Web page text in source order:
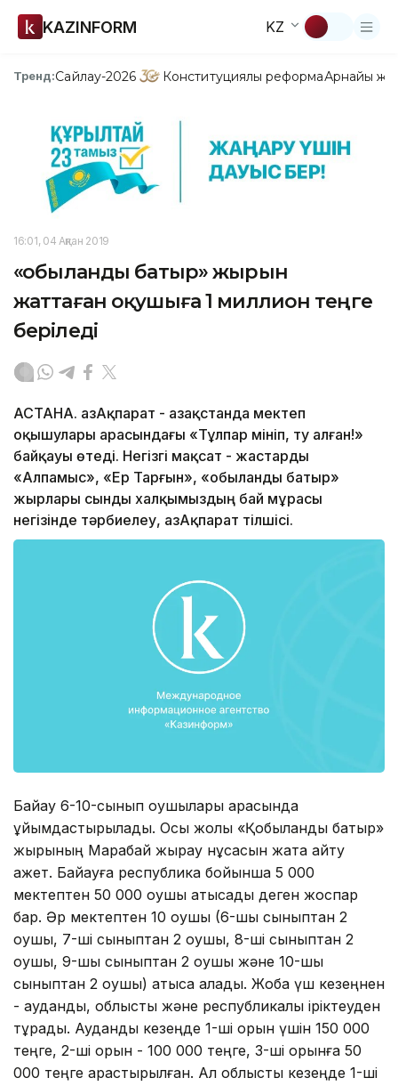
KAZINFORM KZ
Тренд:Сайлау-2026 Конституциялық реформаАрнайы
16:01, 04 Ақпан 2019
«Қобыланды батыр» жырын
жаттаған оқушыға 1 миллион теңге
беріледі
АСТАНА. ҚазАқпарат - Қазақстанда мектеп
оқышулары арасындағы «Тұлпар мініп, ту алған!»
байқауы өтеді. Негізгі мақсат - жастарды
«Алпамыс», «Ер Тарғын», «Қобыланды батыр»
жырлары сынды xалқымыздың бай мұрасы
негізінде тәрбиелеу, ҚазАқпарат тілшісі.
Байқау 6-10-сынып оқушылары арасында
ұйымдастырылады. Осы жолы «Қобыланды батыр»
жырының Марабай жырау нұсқасын жатқа айту
қажет. Байқауға республика бойынша 5 000
мектептен 50 000 оқушы қатысады деген жоспар
бар. Әр мектептен 10 оқушы (6-шы сыныптан 2
оқушы, 7-ші сыныптан 2 оқушы, 8-ші сыныптан 2
оқушы, 9-шы сыныптан 2 оқушы және 10-шы
сыныптан 2 оқушы) қатыса алады. Жоба үш кезеңнен
- аудандық, облыстық және республикалық іріктеуден
тұрады. Аудандық кезеңде 1-ші орын үшін 150 000
теңге, 2-ші орын - 100 000 теңге, 3-ші орынға 50
000 теңге қарастырылған. Ал облыстық кезеңде 1-ші